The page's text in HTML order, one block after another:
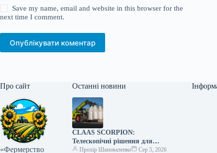
Save my name, email and website in this browser for the
next time I comment.
Опублікувати коментар
Про сайт
«Фермерство
Останні новини
CLAAS SCORPION:
Телескопічні рішення для
ефективного агрологістичного
Прохір Шаповаленко
Сер 5, 2026